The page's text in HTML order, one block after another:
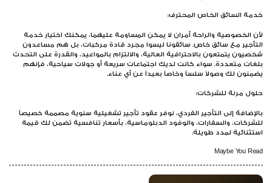
السائق الخاص المحترف:
الخصوصية والراحة أمران لا يمكن المساومة عليهما، يمكنك اختيار خدمة
مع سائق خاص. سائقونا ليسوا مجرد قادة مركبات، بل هم مساعدون
يتمتعون بالاحترافية العالية، والالتزام بالمواعيد، والقدرة على التحدث
متعددة. سواء كانت لديك اجتماعات سريعة أو جولات سياحية، فإنهم
لك وصولاً سلساً وخاصاً بعيداً عن أي عناء.
مرنة للشركات:
إلى التأجير الفردي، نوفر عقود تأجير تشغيلية سنوية مصممة خصيصاً
والسفارات، والوفود الدبلوماسية، بأسعار تنافسية تضمن لك قيمة
لمدد طويلة.
Maybe You